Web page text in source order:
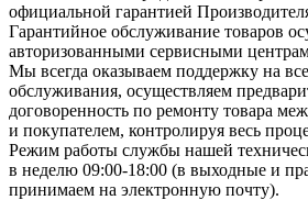
официальной гарантией
Гарантийное обслуживание товаров
авторизованными сервисными
Мы всегда оказываем поддержку на
обслуживания, осуществляем
договоренность по ремонту товара
и покупателем, контролируя весь
Режим работы службы нашей
в неделю 09:00-18:00 (в выходные и
принимаем на электронную почту).